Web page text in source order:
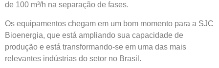
de 100 m³/h na separação de fases.
Os equipamentos chegam em um bom momento para a SJC
Bioenergia, que está ampliando sua capacidade de
produção e está transformando-se em uma das mais
relevantes indústrias do setor no Brasil.